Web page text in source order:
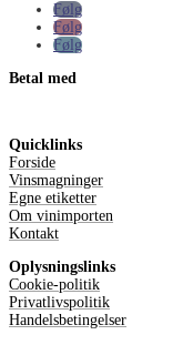
Følg
Følg
Følg
Betal med
Quicklinks
Forside
Vinsmagninger
Egne etiketter
Om vinimporten
Kontakt
Oplysningslinks
Cookie-politik
Privatlivspolitik
Handelsbetingelser